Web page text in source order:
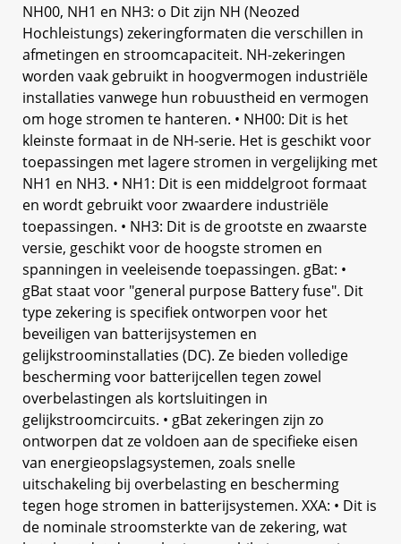
NH00, NH1 en NH3: o Dit zijn NH (Neozed
Hochleistungs) zekeringformaten die verschillen in
afmetingen en stroomcapaciteit. NH-zekeringen
worden vaak gebruikt in hoogvermogen industriële
installaties vanwege hun robuustheid en vermogen
om hoge stromen te hanteren. • NH00: Dit is het
kleinste formaat in de NH-serie. Het is geschikt voor
toepassingen met lagere stromen in vergelijking met
NH1 en NH3. • NH1: Dit is een middelgroot formaat
en wordt gebruikt voor zwaardere industriële
toepassingen. • NH3: Dit is de grootste en zwaarste
versie, geschikt voor de hoogste stromen en
spanningen in veeleisende toepassingen. gBat: •
gBat staat voor "general purpose Battery fuse". Dit
type zekering is specifiek ontworpen voor het
beveiligen van batterijsystemen en
gelijkstroominstallaties (DC). Ze bieden volledige
bescherming voor batterijcellen tegen zowel
overbelastingen als kortsluitingen in
gelijkstroomcircuits. • gBat zekeringen zijn zo
ontworpen dat ze voldoen aan de specifieke eisen
van energieopslagsystemen, zoals snelle
uitschakeling bij overbelasting en bescherming
tegen hoge stromen in batterijsystemen. XXA: • Dit is
de nominale stroomsterkte van de zekering, wat